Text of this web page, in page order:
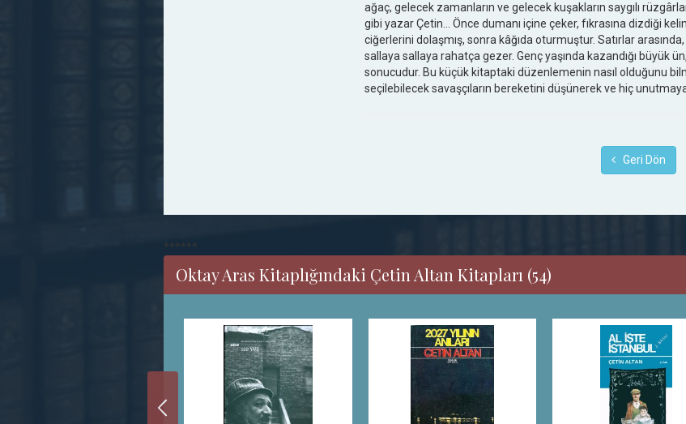
ağaç, gelecek zamanların ve gelecek kuşakların saygılı
gibi yazar Çetin... Önce dumanı içine çeker, fıkrasına dizdiği
ciğerlerini dolaşmış, sonra kâğıda oturmuştur. Satırlar
sallaya sallaya rahatça gezer. Genç yaşında kazandığı büyük
sonucudur. Bu küçük kitaptaki düzenlemenin nasıl olduğunu
seçilebilecek savaşçıların bereketini düşünerek ve hiç
Geri Dön
******
Oktay Aras Kitaplığındaki Çetin Altan Kitapları (54)